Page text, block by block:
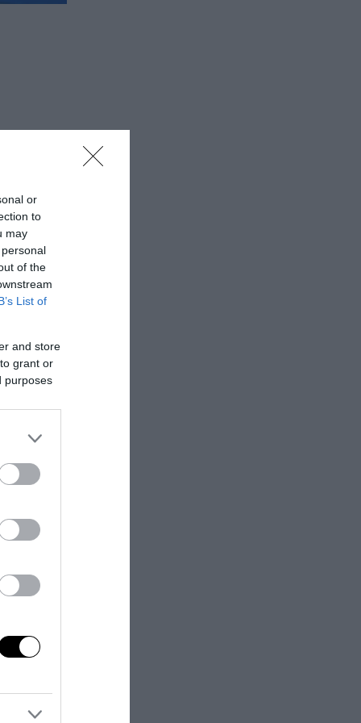
or
to
may
of the
List of
and store
grant or
purposes
το